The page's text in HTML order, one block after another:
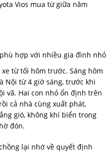
Vios mua từ giữa năm
hợp với nhiều gia đình nhỏ
từ tối hôm trước. Sáng hôm
Nội từ 4 giờ sáng, trước khi
vã. Hai con nhỏ ổn định trên
cả nhà cùng xuất phát,
gió, không khí biển trong
đón.
lại nhớ về quyết định